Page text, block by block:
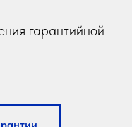
гарантийной